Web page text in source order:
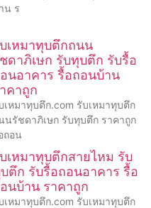
น ร
เหมาทุบตึกถนน
ดาภิเษก รับทุบตึก รับรื้อ
นอาคาร รื้อถอนบ้าน
คาถูก
เหมาทุบตึก.com รับเหมาทุบตึก
นรัชดาภิเษก รับทุบตึก ราคาถูก
ถอน
เหมาทุบตึกสายไหม รับ
ตึก รับรื้อถอนอาคาร รื้อ
นบ้าน ราคาถูก
เหมาทุบตึก.com รับเหมาทุบตึก